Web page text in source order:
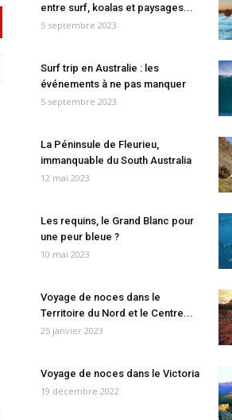
entre surf, koalas et paysages...
5 septembre 2023
Surf trip en Australie : les
événements à ne pas manquer
5 septembre 2023
La Péninsule de Fleurieu,
immanquable du South Australia
12 mai 2023
Les requins, le Grand Blanc pour
une peur bleue ?
10 mai 2023
Voyage de noces dans le
Territoire du Nord et le Centre...
25 janvier 2023
Voyage de noces dans le Victoria
19 décembre 2022